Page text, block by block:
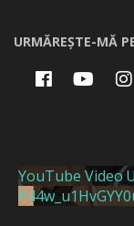
URMĂREȘTE-MĂ
YouTube Video